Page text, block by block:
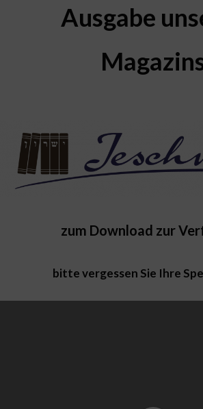
Ausgabe
zum Download zur
bitte vergessen Sie Ihre